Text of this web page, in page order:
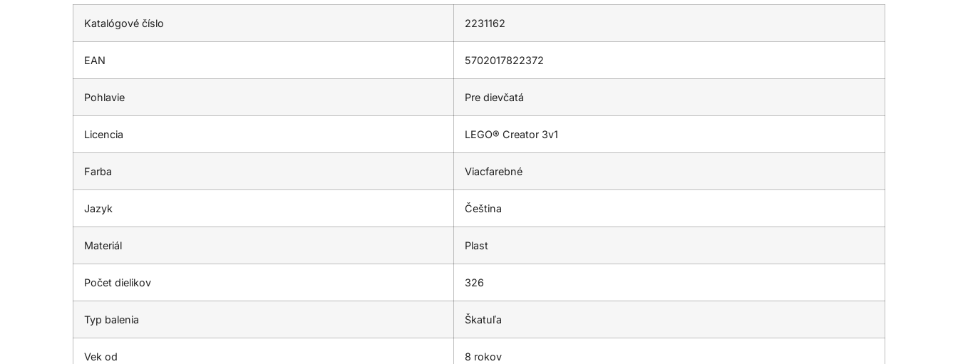
Katalógové číslo 2231162
EAN 5702017822372
Pohlavie Pre dievčatá
Licencia LEGO® Creator 3v1
Farba Viacfarebné
Jazyk Čeština
Materiál Plast
Počet dielikov 326
Typ balenia Škatuľa
Vek od 8 rokov